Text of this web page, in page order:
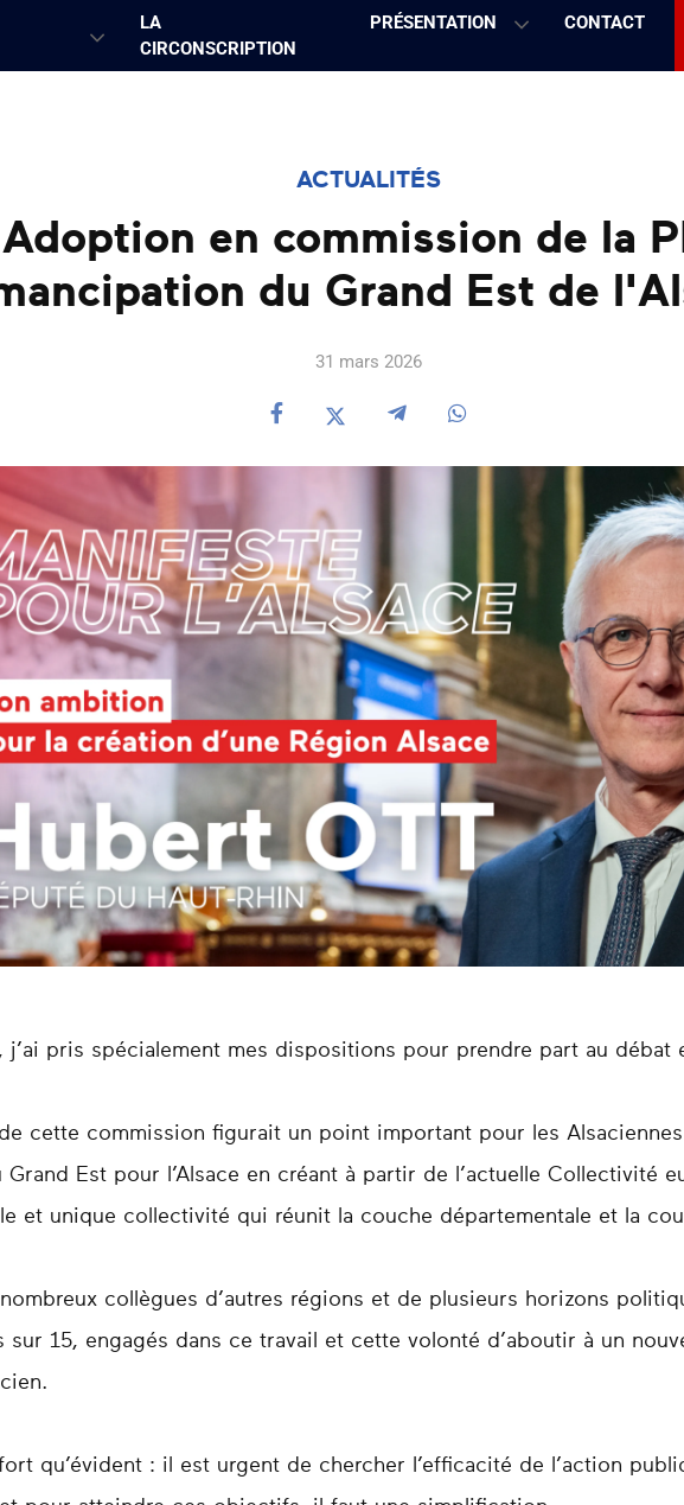
LA
CIRCONSCRIPTION
PRÉSENTATION CONTACT
ACTUALITÉS
Adoption en commission de la
du Grand Est de
31 mars 2026
j’ai pris spécialement mes dispositions pour prendre part au débat
cette commission figurait un point important pour les
Grand Est pour l’Alsace en créant à partir de l’actuelle Collectivité
et unique collectivité qui réunit la couche départementale et la
collègues d’autres régions et de plusieurs horizons
sur 15, engagés dans ce travail et cette volonté d’aboutir à un
fort qu’évident : il est urgent de chercher l’efficacité de l’action